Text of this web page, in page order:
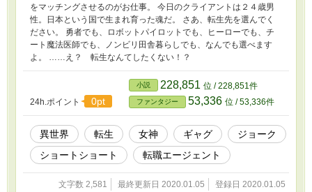
をマッチングさせるのがお仕事。 今日のクライアントは２４歳男
性。日本という国で生まれ育った魂だ。 さあ、転生先を選んでく
ださい。 勇者でも、ロボットパイロットでも、ヒーローでも、チ
ート魔法医師でも、ノンビリ田舎暮らしでも、なんでも選べます
よ。 ……え？ 転生なんてしたくない！？
24h.ポイント 0pt
小説 228,851 位 / 228,851件
ファンタジー 53,336 位 / 53,336件
異世界 転生 女神 ギャグ
ジョーク
ショートショート
転職エージェント
文字数 2,581 最終更新日 2020.01.05 登録日 2020.01.05